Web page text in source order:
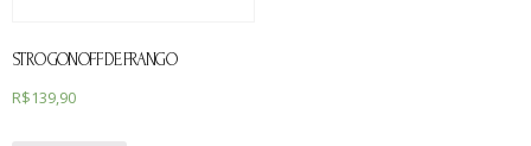
STROGONOFF DE FRANGO
R$139,90